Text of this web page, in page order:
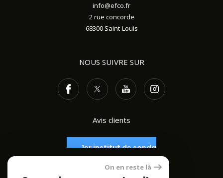
info@efco.fr
2 rue concorde
68300
Saint-Louis
NOUS SUIVRE SUR
Avis clients
ADHÉRENTS
On en reste là